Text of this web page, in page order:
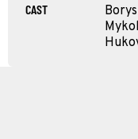
CAST